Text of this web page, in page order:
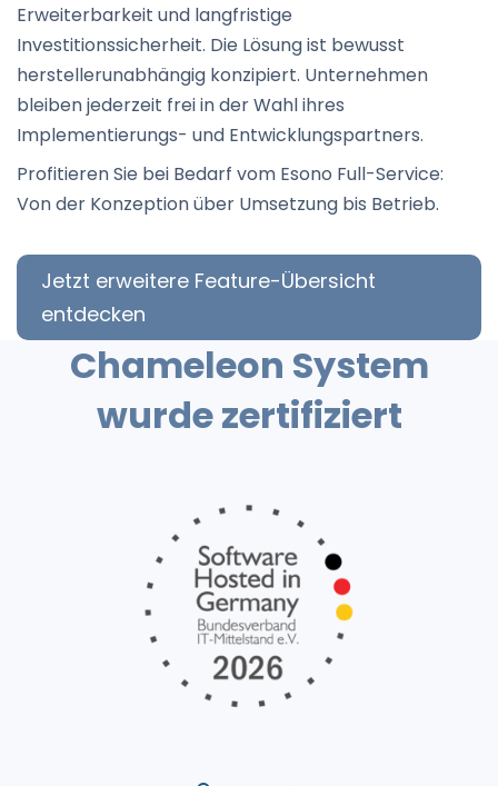
Erweiterbarkeit und langfristige
Investitionssicherheit. Die Lösung ist bewusst
herstellerunabhängig konzipiert. Unternehmen
bleiben jederzeit frei in der Wahl ihres
Implementierungs- und Entwicklungspartners.
Profitieren Sie bei Bedarf vom Esono Full-Service:
Von der Konzeption über Umsetzung bis Betrieb.
Jetzt erweitere Feature-Übersicht
entdecken
Chameleon System
wurde zertifiziert